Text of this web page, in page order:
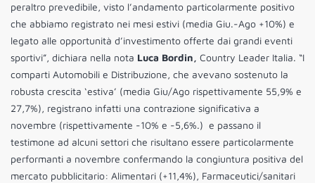
peraltro prevedibile, visto l’andamento particolarmente positivo
che abbiamo registrato nei mesi estivi (media Giu.-Ago +10%) e
legato alle opportunità d’investimento offerte dai grandi eventi
sportivi”, dichiara nella nota Luca Bordin, Country Leader Italia. “I
comparti Automobili e Distribuzione, che avevano sostenuto la
robusta crescita ‘estiva’ (media Giu/Ago rispettivamente 55,9% e
27,7%), registrano infatti una contrazione significativa a
novembre (rispettivamente -10% e -5,6%.) e passano il
testimone ad alcuni settori che risultano essere particolarmente
performanti a novembre confermando la congiuntura positiva del
mercato pubblicitario: Alimentari (+11,4%), Farmaceutici/sanitari